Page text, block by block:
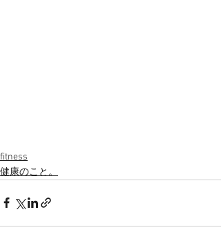
fitness
健康のこと。